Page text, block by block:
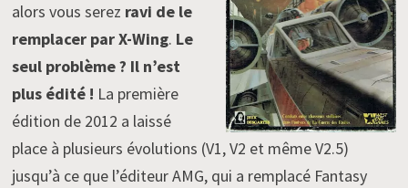
alors vous serez ravi de le
remplacer par X-Wing. Le
seul problème ? Il n’est
plus édité ! La première
édition de 2012 a laissé
place à plusieurs évolutions (V1, V2 et même V2.5)
jusqu’à ce que l’éditeur AMG, qui a remplacé Fantasy